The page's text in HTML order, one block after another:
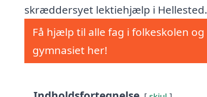
skræddersyet lektiehjælp i Hellested.
Få hjælp til alle fag i folkeskolen og
gymnasiet her!